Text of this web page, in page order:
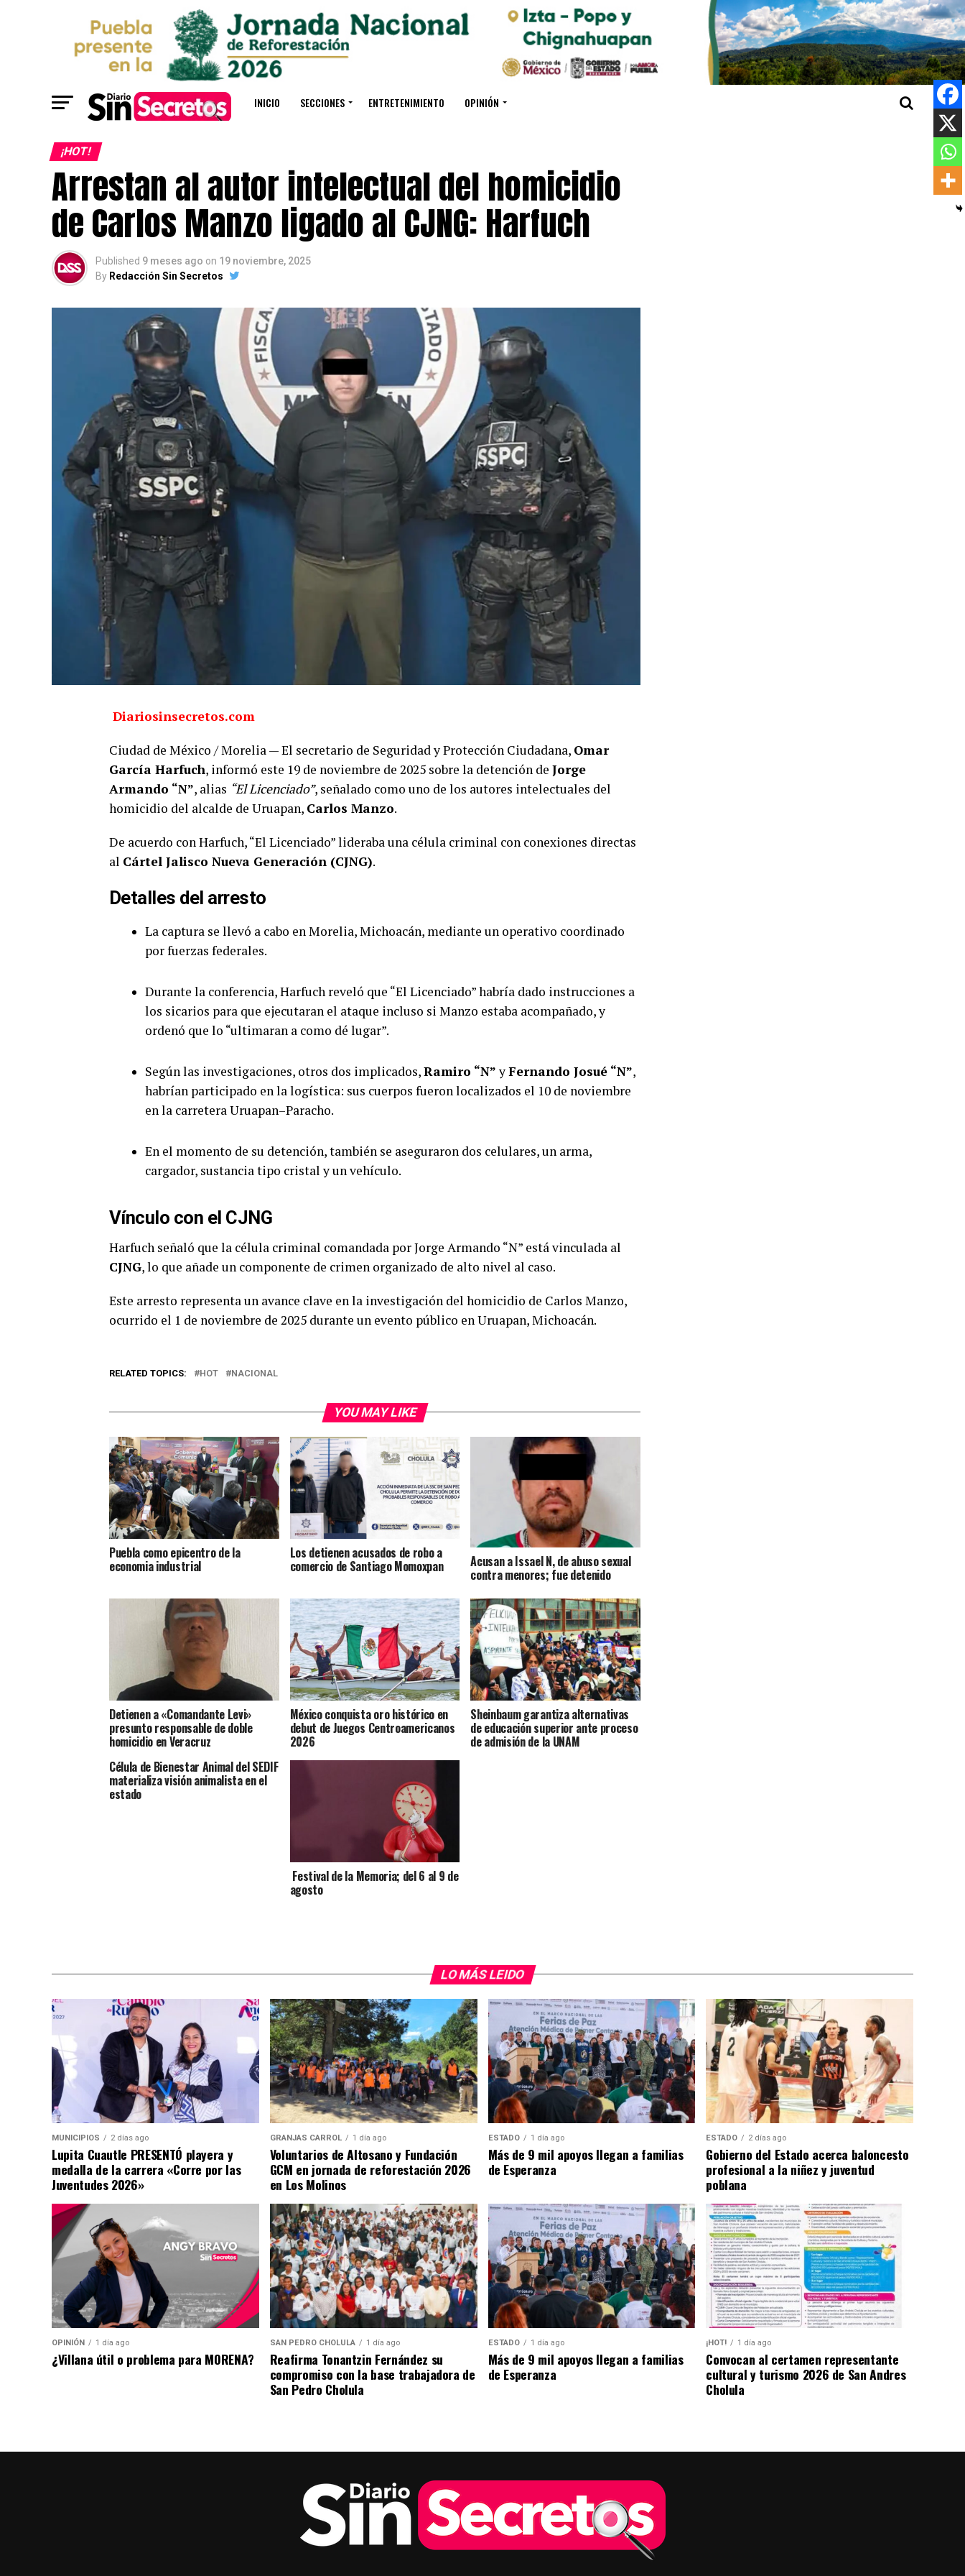
INICIO SECCIONES ENTRETENIMIENTO OPINIÓN
¡HOT!
Arrestan al autor intelectual del homicidio
de Carlos Manzo ligado al CJNG: Harfuch
Published 9 meses ago on 19 noviembre, 2025
By Redacción Sin Secretos
Diariosinsecretos.com
Ciudad de México / Morelia — El secretario de Seguridad y Protección Ciudadana, Omar
García Harfuch, informó este 19 de noviembre de 2025 sobre la detención de Jorge
Armando “N”, alias “El Licenciado”, señalado como uno de los autores intelectuales del
homicidio del alcalde de Uruapan, Carlos Manzo.
De acuerdo con Harfuch, “El Licenciado” lideraba una célula criminal con conexiones directas
al Cártel Jalisco Nueva Generación (CJNG).
Detalles del arresto
La captura se llevó a cabo en Morelia, Michoacán, mediante un operativo coordinado
por fuerzas federales.
Durante la conferencia, Harfuch reveló que “El Licenciado” habría dado instrucciones a
los sicarios para que ejecutaran el ataque incluso si Manzo estaba acompañado, y
ordenó que lo “ultimaran a como dé lugar”.
Según las investigaciones, otros dos implicados,Ramiro “N”yFernando Josué “N”,
habrían participado en la logística: sus cuerpos fueron localizados el 10 de noviembre
en la carretera Uruapan–Paracho.
En el momento de su detención, también se aseguraron dos celulares, un arma,
cargador, sustancia tipo cristal y un vehículo.
Vínculo con el CJNG
Harfuch señaló que la célula criminal comandada por Jorge Armando “N” está vinculada al
CJNG, lo que añade un componente de crimen organizado de alto nivel al caso.
Este arresto representa un avance clave en la investigación del homicidio de Carlos Manzo,
ocurrido el 1 de noviembre de 2025 durante un evento público en Uruapan, Michoacán.
RELATED TOPICS: HOT NACIONAL
YOU MAY LIKE
Puebla como epicentro de la
economia industrial
Los detienen acusados de robo a
comercio de Santiago Momoxpan Acusan a Issael N, de abuso sexual
contra menores; fue detenido
Detienen a «Comandante Levi»
presunto responsable de doble
homicidio en Veracruz
México conquista oro histórico en
debut de Juegos Centroamericanos
2026
Sheinbaum garantiza alternativas
de educación superior ante proceso
de admisión de la UNAM
Célula de Bienestar Animal del SEDIF
materializa visión animalista en el
estado
Festival de la Memoria; del 6 al 9 de
agosto
LO MÁS LEIDO
MUNICIPIOS 2 días ago
Lupita Cuautle PRESENTÓ playera y
medalla de la carrera «Corre por las
Juventudes 2026»
GRANJAS CARROL 1 día ago
Voluntarios de Altosano y Fundación
GCM en jornada de reforestación 2026
en Los Molinos
ESTADO 1 día ago
Más de 9 mil apoyos llegan a familias
de Esperanza
ESTADO 2 días ago
Gobierno del Estado acerca baloncesto
profesional a la niñez y juventud
poblana
OPINIÓN 1 día ago
¿Villana útil o problema para MORENA?
SAN PEDRO CHOLULA 1 día ago
Reafirma Tonantzin Fernández su
compromiso con la base trabajadora de
San Pedro Cholula
ESTADO 1 día ago
Más de 9 mil apoyos llegan a familias
de Esperanza
¡HOT! 1 día ago
Convocan al certamen representante
cultural y turismo 2026 de San Andres
Cholula